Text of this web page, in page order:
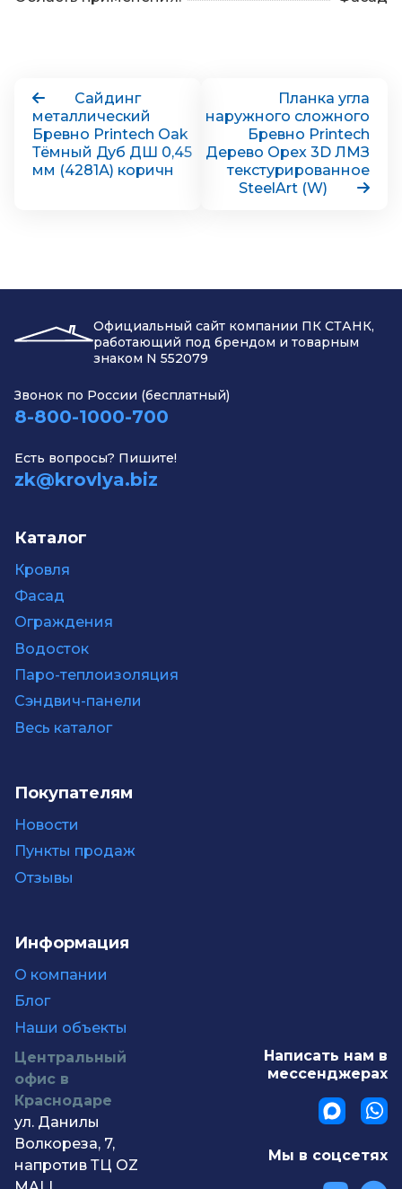
Сайдинг
металлический
Бревно Printech Oak
Тёмный Дуб ДШ 0,45
мм (4281А) коричн
Планка угла
наружного сложного
Бревно Printech
Дерево Орех 3D ЛМЗ
текстурированное
SteelArt (W)
Официальный сайт компании ПК СТАНК,
работающий под брендом и товарным
знаком N 552079
Звонок по России (бесплатный)
8-800-1000-700
Есть вопросы? Пишите!
zk@krovlya.biz
Каталог
Кровля
Фасад
Ограждения
Водосток
Паро-теплоизоляция
Сэндвич-панели
Весь каталог
Покупателям
Новости
Пункты продаж
Отзывы
Информация
О компании
Блог
Наши объекты
Центральный
офис в
Краснодаре
ул. Данилы
Волкореза, 7,
напротив ТЦ OZ
Написать нам в
мессенджерах
Мы в соцсетях